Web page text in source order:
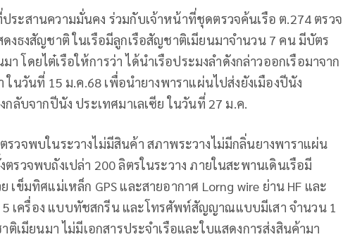
ระสานความมั่นคง ร่วมกับเจ้าหน้าที่ชุดตรวจค้นเรือ ต.274 ตรวจ
งธงสัญชาติ ในเรือมีลูกเรือสัญชาติเมียนมาจำนวน 7 คน มีบัตร
โดยไต๋เรือให้การว่า ได้นำเรือประมงลำดังกล่าวออกเรือมาจาก
ในวันที่ 15 ม.ค.68 เพื่อนำยางพาราแผ่นไปส่งยังเมืองปีนัง
กลับจากปีนัง ประเทศมาเลเซีย ในวันที่ 27 ม.ค.
รวจพบในระวางไม่มีสินค้า สภาพระวางไม่มีกลิ่นยางพาราแผ่น
รวจพบถังเปล่า 200 ลิตรในระวาง ภายในสะพานเดินเรือมี
เข็มทิศแม่เหล็ก GPS และสายอากาศ Lorng wire ย่าน HF และ
เครื่อง แบบทัชสกรีน และโทรศัพท์สัญญาณแบบมีเสา จำนวน 1
ติเมียนมา ไม่มีเอกสารประจำเรือและใบแสดงการส่งสินค้ามา